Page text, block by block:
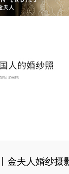
金夫人婚纱摄